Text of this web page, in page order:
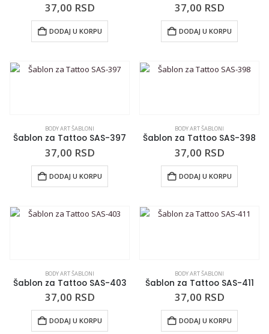
37,00 RSD
DODAJ U KORPU
37,00 RSD
DODAJ U KORPU
BODY ART ŠABLONI
Šablon za Tattoo SAS-397
37,00 RSD
DODAJ U KORPU
BODY ART ŠABLONI
Šablon za Tattoo SAS-398
37,00 RSD
DODAJ U KORPU
BODY ART ŠABLONI
Šablon za Tattoo SAS-403
37,00 RSD
DODAJ U KORPU
BODY ART ŠABLONI
Šablon za Tattoo SAS-411
37,00 RSD
DODAJ U KORPU